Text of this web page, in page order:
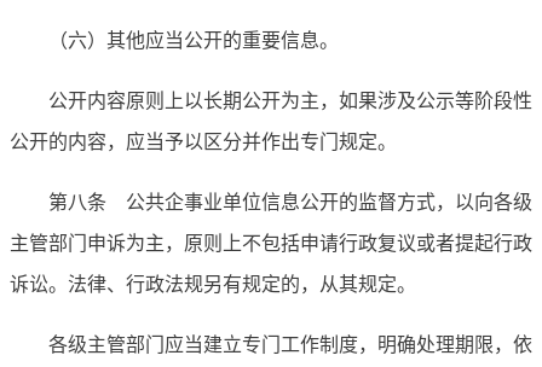
（六）其他应当公开的重要信息。
公开内容原则上以长期公开为主，如果涉及公示等阶段性
公开的内容，应当予以区分并作出专门规定。
第八条 公共企事业单位信息公开的监督方式，以向各级
主管部门申诉为主，原则上不包括申请行政复议或者提起行政
诉讼。法律、行政法规另有规定的，从其规定。
各级主管部门应当建立专门工作制度，明确处理期限，依